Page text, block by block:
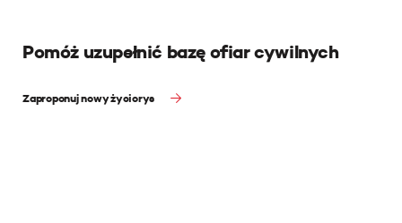
Pomóż uzupełnić bazę ofiar cywilnych
Zaproponuj nowy życiorys